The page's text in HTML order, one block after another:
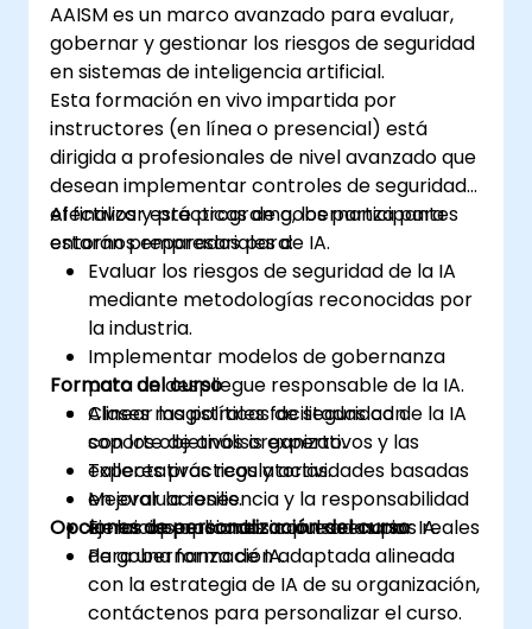
AAISM es un marco avanzado para evaluar,
gobernar y gestionar los riesgos de seguridad
en sistemas de inteligencia artificial.
Esta formación en vivo impartida por
instructores (en línea o presencial) está
dirigida a profesionales de nivel avanzado que
desean implementar controles de seguridad
efectivos y prácticas de gobernanza para
entornos empresariales de IA.
Al finalizar este programa, los participantes
estarán preparados para:
Evaluar los riesgos de seguridad de la IA
mediante metodologías reconocidas por
la industria.
Implementar modelos de gobernanza
para un despliegue responsable de la IA.
Alinear las políticas de seguridad de la IA
con los objetivos organizativos y las
expectativas regulatorias.
Mejorar la resiliencia y la responsabilidad
en las operaciones impulsadas por IA.
Formato del curso
Clases magistrales facilitadas con
soporte de análisis experto.
Talleres prácticos y actividades basadas
en evaluaciones.
Ejercicios aplicados con escenarios reales
de gobernanza de IA.
Opciones de personalización del curso
Para una formación adaptada alineada
con la estrategia de IA de su organización,
contáctenos para personalizar el curso.